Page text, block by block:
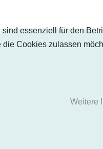
essenziell für den
Cookies zulassen
Weitere